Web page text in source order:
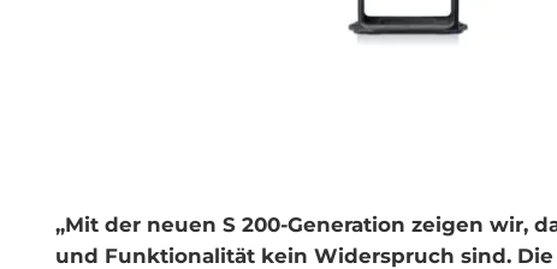
„Mit der neuen S 200-Generation zeigen wir,
und Funktionalität kein Widerspruch sind.